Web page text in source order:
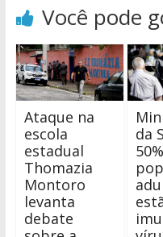
Você pode
Ataque na
escola
estadual
Thomazia
Montoro
levanta
debate
da